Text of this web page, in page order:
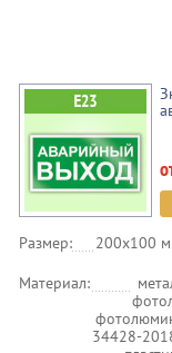
Размер:
200х100
Материал:
34428-